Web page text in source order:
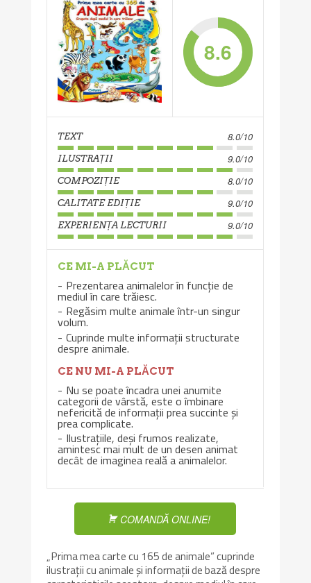
8.6
TEXT 8.0/10
ILUSTRAȚII 9.0/10
COMPOZIȚIE 8.0/10
CALITATE EDIȚIE 9.0/10
EXPERIENȚA LECTURII 9.0/10
CE MI-A PLĂCUT
Prezentarea animalelor în funcție de
mediul în care trăiesc.
Regăsim multe animale într-un singur
volum.
Cuprinde multe informații structurate
despre animale.
CE NU MI-A PLĂCUT
Nu se poate încadra unei anumite
categorii de vârstă, este o îmbinare
nefericită de informații prea succinte și
prea complicate.
Ilustrațiile, deși frumos realizate,
amintesc mai mult de un desen animat
decât de imaginea reală a animalelor.
COMANDĂ ONLINE!
„Prima mea carte cu 165 de animale” cuprinde
ilustrații cu animale și informații de bază despre